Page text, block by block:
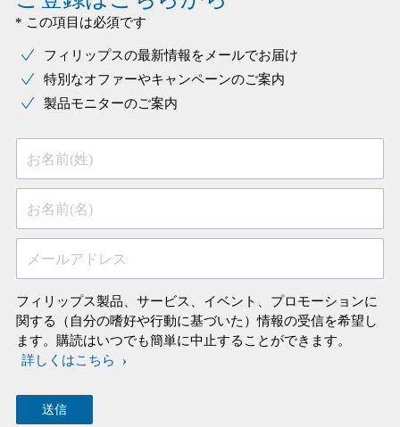
* この項目は必須です
フィリップスの最新情報をメールでお届け
特別なオファーやキャンペーンのご案内
製品モニターのご案内
お名前(姓)
お名前(名)
メールアドレス
フィリップス製品、サービス、イベント、プロモーションに
関する（自分の嗜好や行動に基づいた）情報の受信を希望し
ます。購読はいつでも簡単に中止することができます。
詳しくはこちら